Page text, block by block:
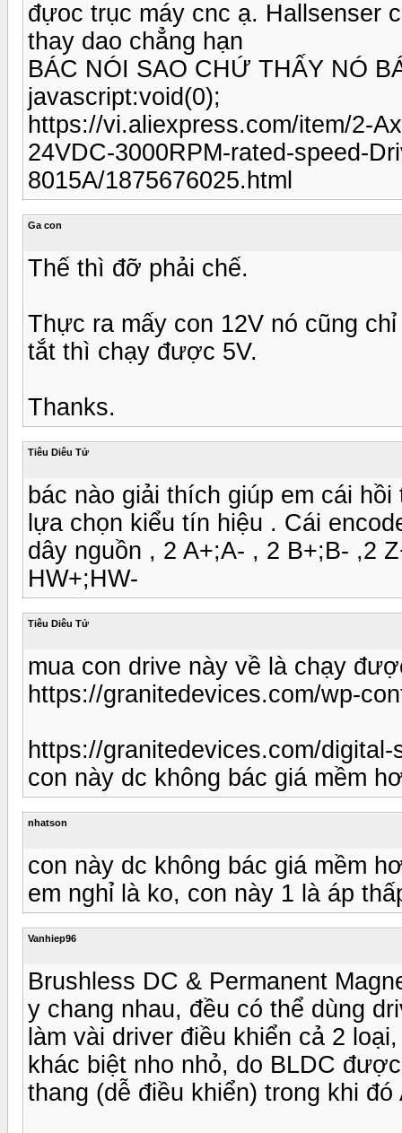
đựoc trục máy cnc ạ. Hallsenser
thay dao chẳng hạn
BÁC NÓI SAO CHỨ THẤY NÓ
javascript:void(0);
https://vi.aliexpress.com/item/2-
24VDC-3000RPM-rated-speed-
8015A/1875676025.html
Ga con
Thế thì đỡ phải chế.
Thực ra mấy con 12V nó cũng
tắt thì chạy được 5V.
Thanks.
Tiêu Diêu Tử
bác nào giải thích giúp em cái
lựa chọn kiểu tín hiệu . Cái
dây nguồn , 2 A+;A- , 2 B+;B- ,2
HW+;HW-
Tiêu Diêu Tử
mua con drive này về là chạy
https://granitedevices.com/wp-
https://granitedevices.com/
con này dc không bác giá mềm
nhatson
con này dc không bác giá mềm
em nghỉ là ko, con này 1 là áp
Vanhiep96
Brushless DC & Permanent
y chang nhau, đều có thể dùng
làm vài driver điều khiển cả 2
khác biệt nho nhỏ, do BLDC
thang (dễ điều khiển) trong khi